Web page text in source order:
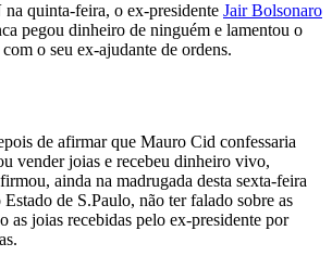
na quinta-feira, o ex-presidente Jair Bolsonaro
pegou dinheiro de ninguém e lamentou o
o seu ex-ajudante de ordens.
de afirmar que Mauro Cid confessaria
vender joias e recebeu dinheiro vivo,
ainda na madrugada desta sexta-feira
de S.Paulo, não ter falado sobre as
as joias recebidas pelo ex-presidente por